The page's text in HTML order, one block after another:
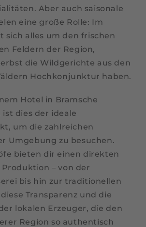
Aber auch saisonale
eine große Rolle: Im
sich alles um den frischen
Feldern der Region,
die Wildgerichte aus den
Hochkonjunktur haben.
Hotel in Bramsche
dies der ideale
um die zahlreichen
Umgebung zu besuchen.
bieten dir einen direkten
– von der
bis hin zur traditionellen
Transparenz und die
lokalen Erzeuger, die den
Region so authentisch